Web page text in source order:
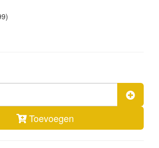
Toevoegen